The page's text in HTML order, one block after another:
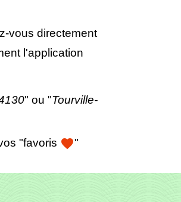
vous directement
l'application
" ou "Tourville-
"favoris favorite"